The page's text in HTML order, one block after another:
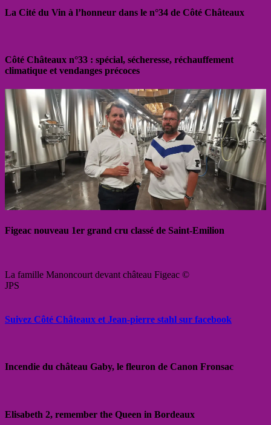
La Cité du Vin à l’honneur dans le n°34 de Côté Châteaux
Côté Châteaux n°33 : spécial, sécheresse, réchauffement
climatique et vendanges précoces
Figeac nouveau 1er grand cru classé de Saint-Emilion
La famille Manoncourt devant château Figeac ©
JPS
Suivez Côté Châteaux et Jean-pierre stahl sur facebook
Incendie du château Gaby, le fleuron de Canon Fronsac
Elisabeth 2, remember the Queen in Bordeaux